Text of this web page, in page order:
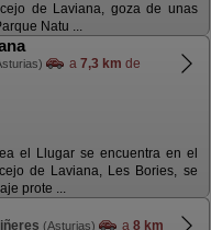
de Laviana, goza de unas
Natu ...
a 7,3 km de
el Llugar se encuentra en el
de Laviana, Les Bories, se
prote ...
(Asturias) a 8 km